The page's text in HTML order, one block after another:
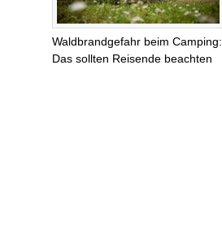
Waldbrandgefahr beim Camping:
Das sollten Reisende beachten